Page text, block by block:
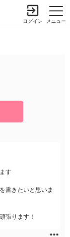
メニュー
ログイン
す
書きたいと思いま
張ります！